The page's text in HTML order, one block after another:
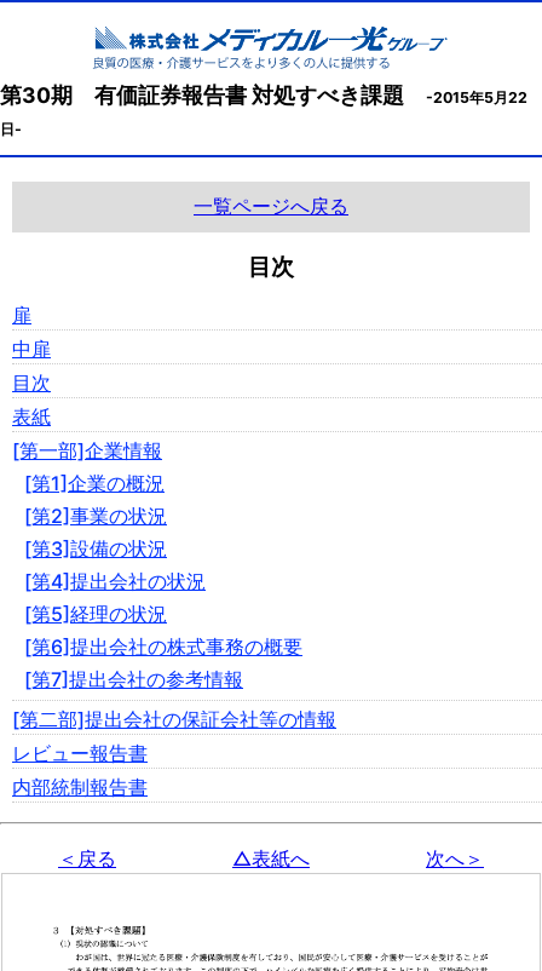
第30期 有価証券報告書 対処すべき課題
-2015年5月22
日-
一覧ページへ戻る
目次
扉
中扉
目次
表紙
[第一部]企業情報
[第1]企業の概況
[第2]事業の状況
[第3]設備の状況
[第4]提出会社の状況
[第5]経理の状況
[第6]提出会社の株式事務の概要
[第7]提出会社の参考情報
[第二部]提出会社の保証会社等の情報
レビュー報告書
内部統制報告書
＜戻る △表紙へ 次へ＞